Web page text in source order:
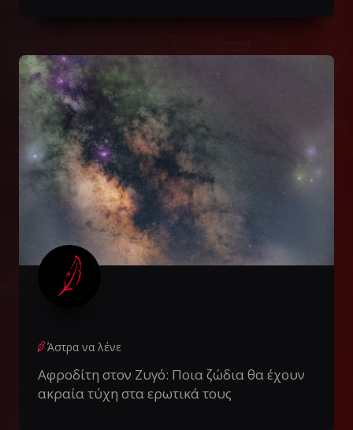
Άστρα να λένε
Αφροδίτη στον Ζυγό: Ποια ζώδια θα έχουν
ακραία τύχη στα ερωτικά τους